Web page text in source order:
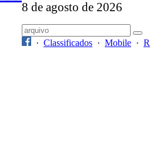
8 de agosto de 2026
· Classificados · Mobile ·